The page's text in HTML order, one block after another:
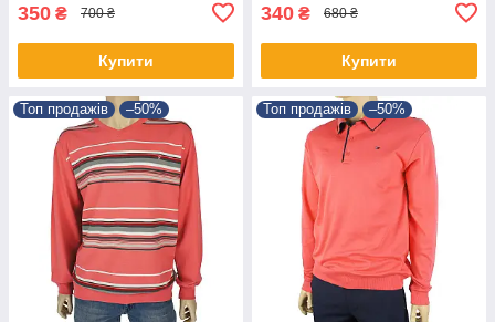
350 ₴ 700 ₴
Купити
340 ₴ 680 ₴
Купити
Топ продажів –50% Топ продажів –50%